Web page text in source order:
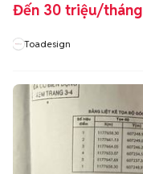
Đến 30 triệu/tháng
Toadesign